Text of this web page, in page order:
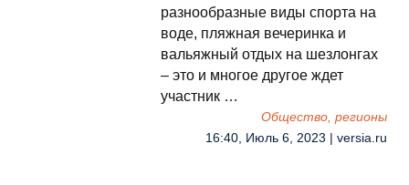
разнообразные виды спорта на
воде, пляжная вечеринка и
вальяжный отдых на шезлонгах
– это и многое другое ждет
участник …
Общество, регионы
16:40, Июль 6, 2023 | versia.ru